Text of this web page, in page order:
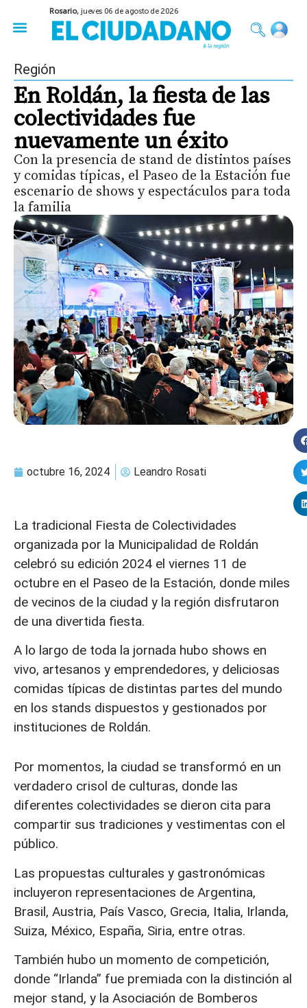
Rosario,jueves 06 de agosto de 2026
Región
En Roldán, la fiesta de las
colectividades fue
nuevamente un éxito
Con la presencia de stand de distintos países
y comidas típicas, el Paseo de la Estación fue
escenario de shows y espectáculos para toda
la familia
octubre 16, 2024 Leandro Rosati
La tradicional Fiesta de Colectividades
organizada por la Municipalidad de Roldán
celebró su edición 2024 el viernes 11 de
octubre en el Paseo de la Estación, donde miles
de vecinos de la ciudad y la región disfrutaron
de una divertida fiesta.
A lo largo de toda la jornada hubo shows en
vivo, artesanos y emprendedores, y deliciosas
comidas típicas de distintas partes del mundo
en los stands dispuestos y gestionados por
instituciones de Roldán.
Por momentos, la ciudad se transformó en un
verdadero crisol de culturas, donde las
diferentes colectividades se dieron cita para
compartir sus tradiciones y vestimentas con el
público.
Las propuestas culturales y gastronómicas
incluyeron representaciones de Argentina,
Brasil, Austria, País Vasco, Grecia, Italia, Irlanda,
Suiza, México, España, Siria, entre otras.
También hubo un momento de competición,
donde “Irlanda” fue premiada con la distinción al
mejor stand, y la Asociación de Bomberos